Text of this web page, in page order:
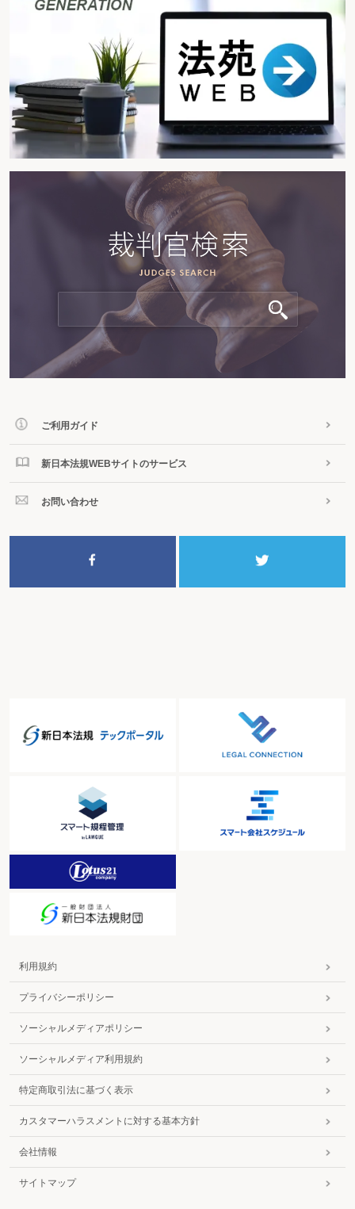
ご利用ガイド
新日本法規WEBサイトのサービス
お問い合わせ
利用規約
プライバシーポリシー
ソーシャルメディアポリシー
ソーシャルメディア利用規約
特定商取引法に基づく表示
カスタマーハラスメントに対する基本方針
会社情報
サイトマップ